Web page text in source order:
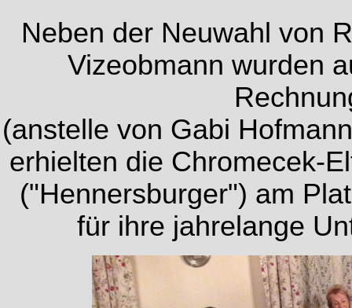
Neben der Neuwahl von
Vizeobmann wurden
(anstelle von Gabi
erhielten die Chromecek-
("Hennersburger") am
für ihre jahrelange